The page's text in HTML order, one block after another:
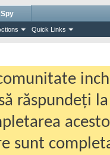
Quick Links
Spy
răspundeți
sunt